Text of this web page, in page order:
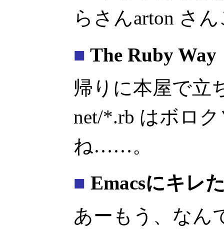
らさんarton さ
■ The Ruby Way
帰りに本屋で
net/*.rb はボロ
ね……。
■ Emacsにキレ
あーもう、なん